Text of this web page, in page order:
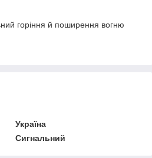
горіння й поширення вогню
Україна
Сигнальний